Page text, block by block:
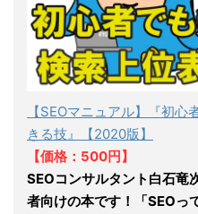
【SEOマニュアル】『初
きる技』【2020版】
【価格：500円】
SEOコンサルタント白石竜
者向けの本です！「SEOっ